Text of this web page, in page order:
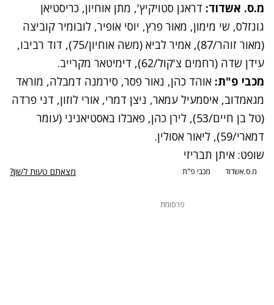
מ.ס. אשדוד: דראגן סטויקיץ', מתן אוחיון, כריסטיאן
גונזלס, שי מימון, מאור פרץ, יוסי אופיר, לובומיר קוביצה
(מאור זוהר/87), אמיר לביא (משה אוחיון/75), דוד רביבו,
עידן שדה (רחמים צ'קול/62), דימיטאר מקרייב.
מכבי פ"ת: אוהד כהן, נאור פסר, סירמנה דמבלה, מוראד
מגאמדוב, איסמעיל עמאר, ניצן דמרי, אורי לוזון, דני פרדה
(טל בן חיים/53), לירן כהן, פאבלו באסטיאניני (עומר
דמארי/59), ליאור אסולין.
שופט: איתן תבריזי
מ.ס.אשדוד מכבי פ"ת מצאתם טעות לשון?
פרסומת